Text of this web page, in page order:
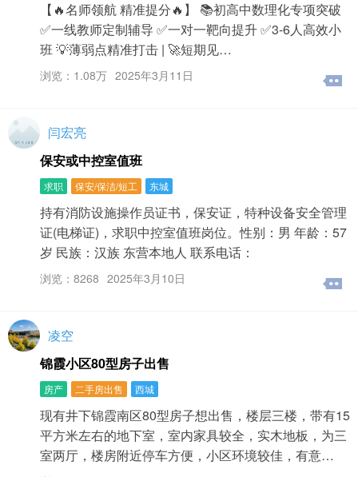
【🔥名师领航 精准提分🔥】 📚初高中数理化专项突破
✅一线教师定制辅导 ✅一对一靶向提升 ✅3-6人高效小
班 💡薄弱点精准打击 | 🚀短期见…
浏览：1.08万 2025年3月11日
闫宏亮
保安或中控室值班
求职 保安/保洁/短工 东城
持有消防设施操作员证书，保安证，特种设备安全管理
证(电梯证)，求职中控室值班岗位。性别：男 年龄：57
岁 民族：汉族 东营本地人 联系电话：
浏览：8268 2025年3月10日
凌空
锦霞小区80型房子出售
房产 二手房出售 西城
现有井下锦霞南区80型房子想出售，楼层三楼，带有15
平方米左右的地下室，室内家具较全，实木地板，为三
室两厅，楼房附近停车方便，小区环境较佳，有意…